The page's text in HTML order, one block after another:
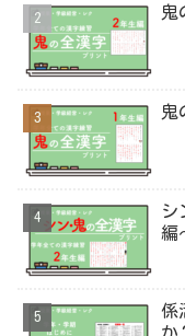
鬼
鬼
シ
編
係